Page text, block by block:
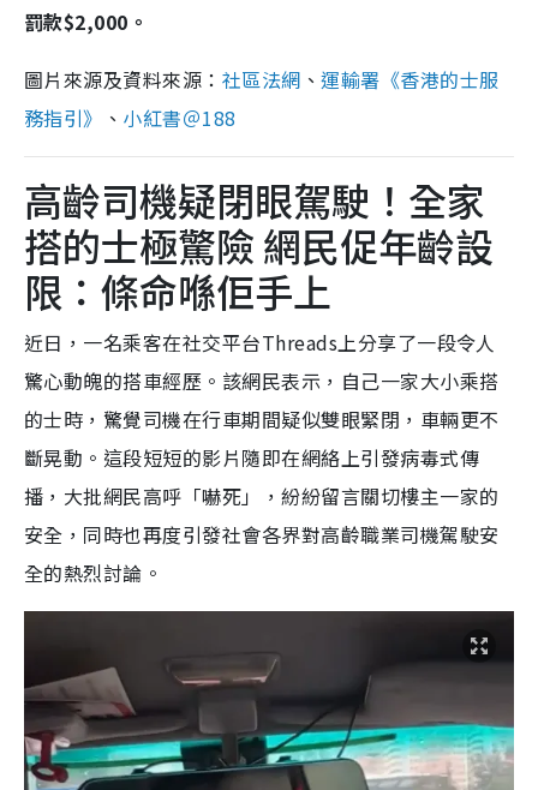
罰款$2,000。
圖片來源及資料來源： 社區法網 、運輸署《香港的士服
務指引》
、 小紅書＠188
高齡司機疑閉眼駕駛！全家
搭的士極驚險 網民促年齡設
限：條命喺佢手上
近日，一名乘客在社交平台Threads上分享了一段令人
驚心動魄的搭車經歷。該網民表示，自己一家大小乘搭
的士時，驚覺司機在行車期間疑似雙眼緊閉，車輛更不
斷晃動。這段短短的影片隨即在網絡上引發病毒式傳
播，大批網民高呼「嚇死」，紛紛留言關切樓主一家的
安全，同時也再度引發社會各界對高齡職業司機駕駛安
全的熱烈討論。